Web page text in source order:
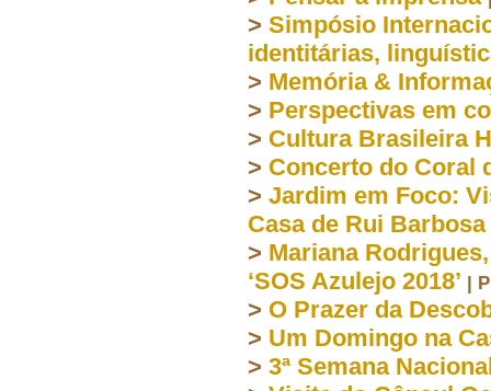
> Simpósio
identitárias,
> Memória &
> Perspectivas em
> Cultura Brasileira
> Concerto do Coral
> Jardim em Foco:
Casa de Rui Barbosa
> Mariana
‘SOS Azulejo 2018’ |
> O Prazer da
> Um Domingo na
> 3ª Semana